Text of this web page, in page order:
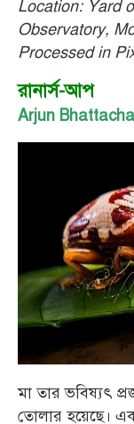
Location: Yard
Observatory,
Processed in
রানার্স-আপ
Arjun
মা তার ভবিষ্যৎ
তোলার হয়েছে।